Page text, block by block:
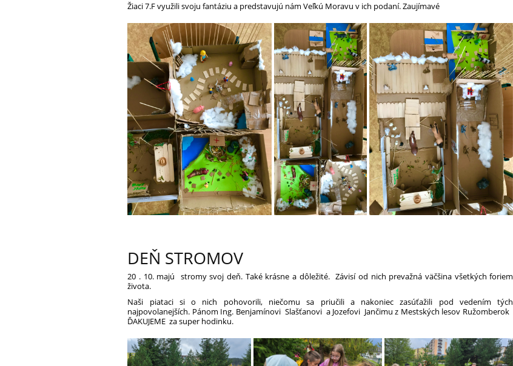
Žiaci 7.F využili svoju fantáziu a predstavujú nám Veľkú Moravu v ich podaní. Zaujímavé
DEŇ STROMOV
20 . 10. majú stromy svoj deň. Také krásne a dôležité. Závisí od nich prevažná väčšina všetkých foriem
života.
Naši piataci si o nich pohovorili, niečomu sa priučili a nakoniec zasúťažili pod vedením tých
najpovolanejších. Pánom Ing. Benjamínovi Slašťanovi a Jozefovi Jančimu z Mestských lesov Ružomberok
ĎAKUJEME za super hodinku.